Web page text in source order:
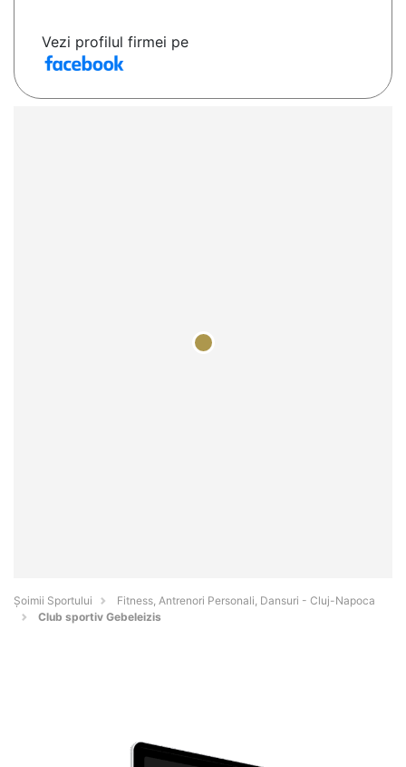
Vezi profilul firmei pe
Șoimii Sportului
Fitness, Antrenori Personali, Dansuri - Cluj-Napoca
Club sportiv Gebeleizis